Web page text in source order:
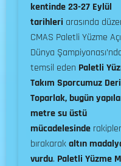
kentinde 23-27 Eylül
tarihleri arasında
CMAS Paletli Yüzme
Dünya
temsil eden Paletli
Takım Sporcumuz
Toparlak, bugün
metre su üstü
mücadelesinde
bırakarakaltın
vurdu. Paletli Yüzme